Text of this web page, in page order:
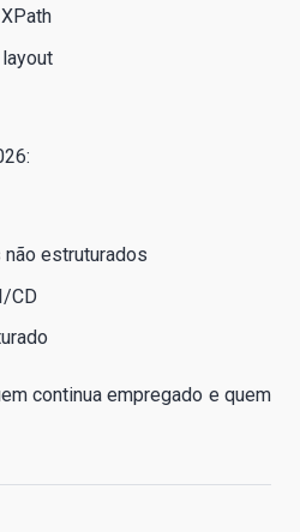
estruturados
CD
continua empregado e quem